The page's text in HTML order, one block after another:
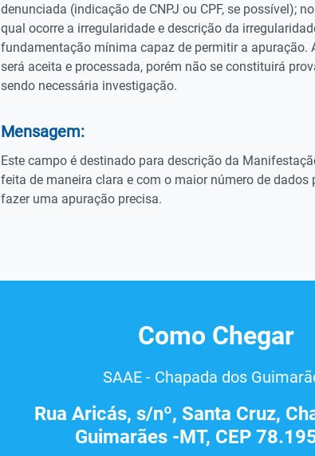
denunciada (indicação de CNPJ ou CPF, se possível);
qual ocorre a irregularidade e descrição da
fundamentação mínima capaz de permitir a apuração.
será aceita e processada, porém não se constituirá
sendo necessária investigação.
Mensagem:
Este campo é destinado para descrição da
feita de maneira clara e com o maior número de dados
fazer uma apuração precisa.
Como Chegar
SAAE - Chapada dos
Rua Aricás, s/nº, Santa Cruz,
Guimarães -MT, CEP